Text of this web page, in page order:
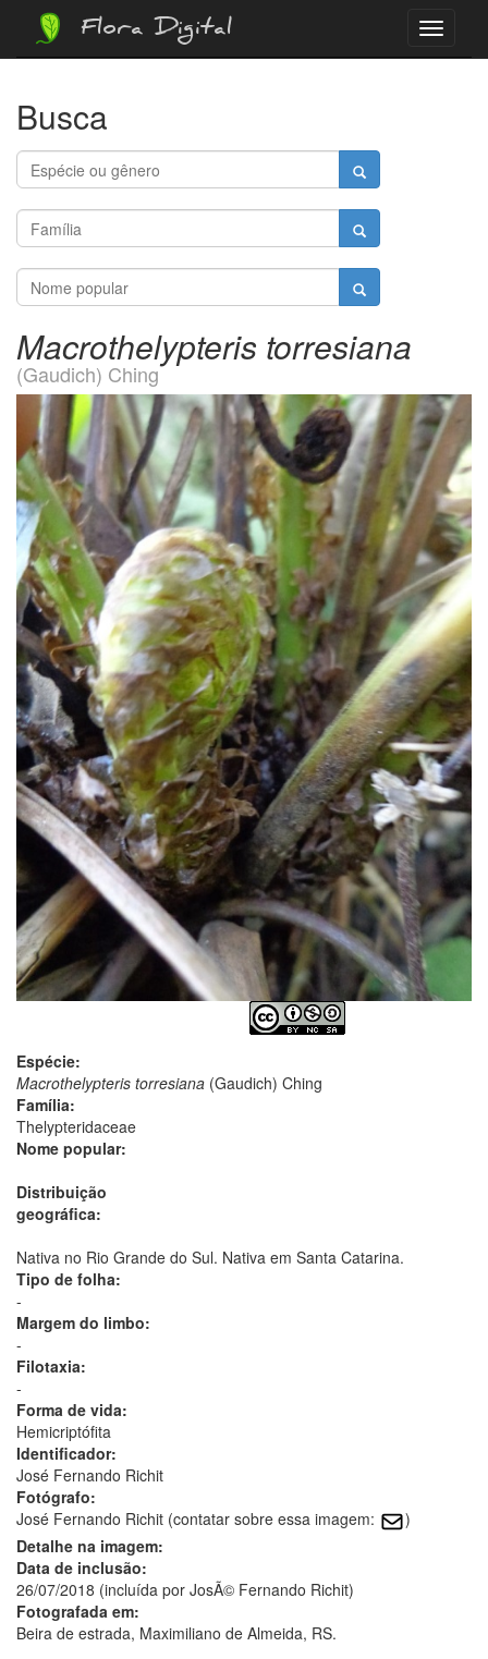
Menu
Flora Digital
Busca
Macrothelypteris torresiana
(Gaudich) Ching
Espécie:
Macrothelypteris torresiana (Gaudich) Ching
Família:
Thelypteridaceae
Nome popular:
Distribuição
geográfica:
Nativa no Rio Grande do Sul. Nativa em Santa Catarina.
Tipo de folha:
-
Margem do limbo:
-
Filotaxia:
-
Forma de vida:
Hemicriptófita
Identificador:
José Fernando Richit
Fotógrafo:
José Fernando Richit (contatar sobre essa imagem:
)
Detalhe na imagem:
Data de inclusão:
26/07/2018 (incluída por JosÃ© Fernando Richit)
Fotografada em:
Beira de estrada, Maximiliano de Almeida, RS.